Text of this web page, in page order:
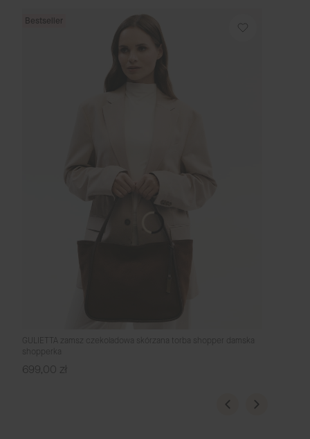
Bestseller
GULIETTA zamsz czekoladowa skórzana torba shopper damska
shopperka
Cena
699,00 zł